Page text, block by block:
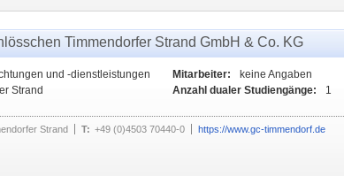
Timmendorfer Strand GmbH & Co. KG
und -dienstleistungen
Strand
Mitarbeiter:
keine Angaben
Anzahl dualer Studiengänge:
1
Strand T: +49 (0)4503 70440-0 https://www.gc-timmendorf.de